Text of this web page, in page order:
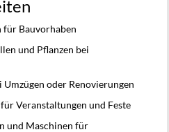
Bauvorhaben
und Pflanzen bei
oder Renovierungen
Veranstaltungen und Feste
und Maschinen für